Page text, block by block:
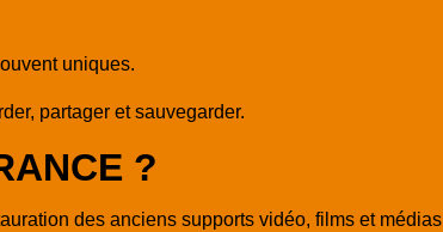
uniques.
partager et sauvegarder.
?
des anciens supports vidéo, films et médias